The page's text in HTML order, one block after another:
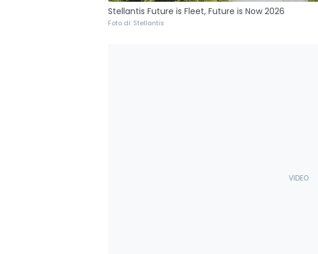
Stellantis Future is Fleet, Future is Now 2026
Foto di: Stellantis